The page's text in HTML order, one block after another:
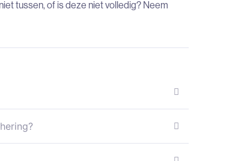
tussen, of is deze niet volledig? Neem